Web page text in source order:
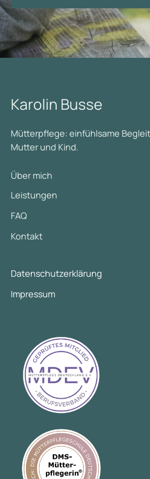
Karolin Busse
Mütterpflege: einfühlsame
Mutter und Kind.
Über mich
Leistungen
FAQ
Kontakt
Datenschutzerklärung
Impressum